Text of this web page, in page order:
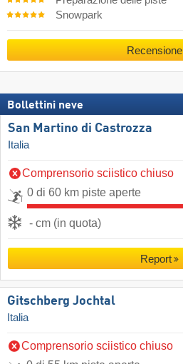
Snowpark
Recensione
Bollettini neve
San Martino di Castrozza
Italia
Comprensorio sciistico chiuso
0 di 60 km piste aperte
- cm (in quota)
Report
Gitschberg Jochtal
Italia
Comprensorio sciistico chiuso